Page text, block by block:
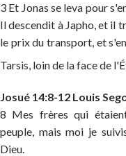
3 Et Jonas se leva pour
Il descendit à Japho, et il
le prix du transport, et
Tarsis, loin de la face de
Josué 14:8-12 Louis
8 Mes frères qui
peuple, mais moi je
Dieu.